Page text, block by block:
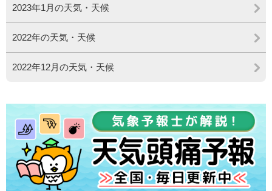
2023年1月の天気・天候
2022年の天気・天候
2022年12月の天気・天候